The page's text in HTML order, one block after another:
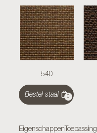
540
Bestel staal 0
Eigenschappen Toepassing